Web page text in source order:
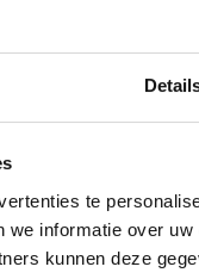
te
informatie over
kunnen deze
Monta bekommst